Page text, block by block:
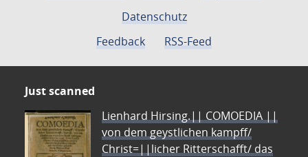
Datenschutz
Feedback
RSS-Feed
Just scanned
Lienhard Hirsing.|| COMOEDIA ||
von dem geystlichen kampff/
Christ=||licher Ritterschafft/ das